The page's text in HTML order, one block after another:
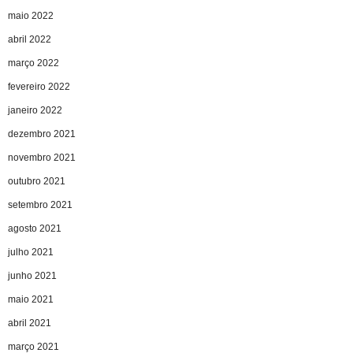
maio 2022
abril 2022
março 2022
fevereiro 2022
janeiro 2022
dezembro 2021
novembro 2021
outubro 2021
setembro 2021
agosto 2021
julho 2021
junho 2021
maio 2021
abril 2021
março 2021